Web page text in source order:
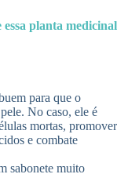
planta medicinal
para que o
No caso, ele é
mortas, promover
e combate
sabonete muito